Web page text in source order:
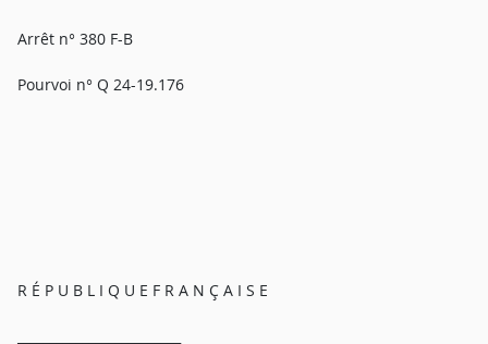
Arrêt n° 380 F-B
Pourvoi n° Q 24-19.176
R É P U B L I Q U E F R A N Ç A I S E